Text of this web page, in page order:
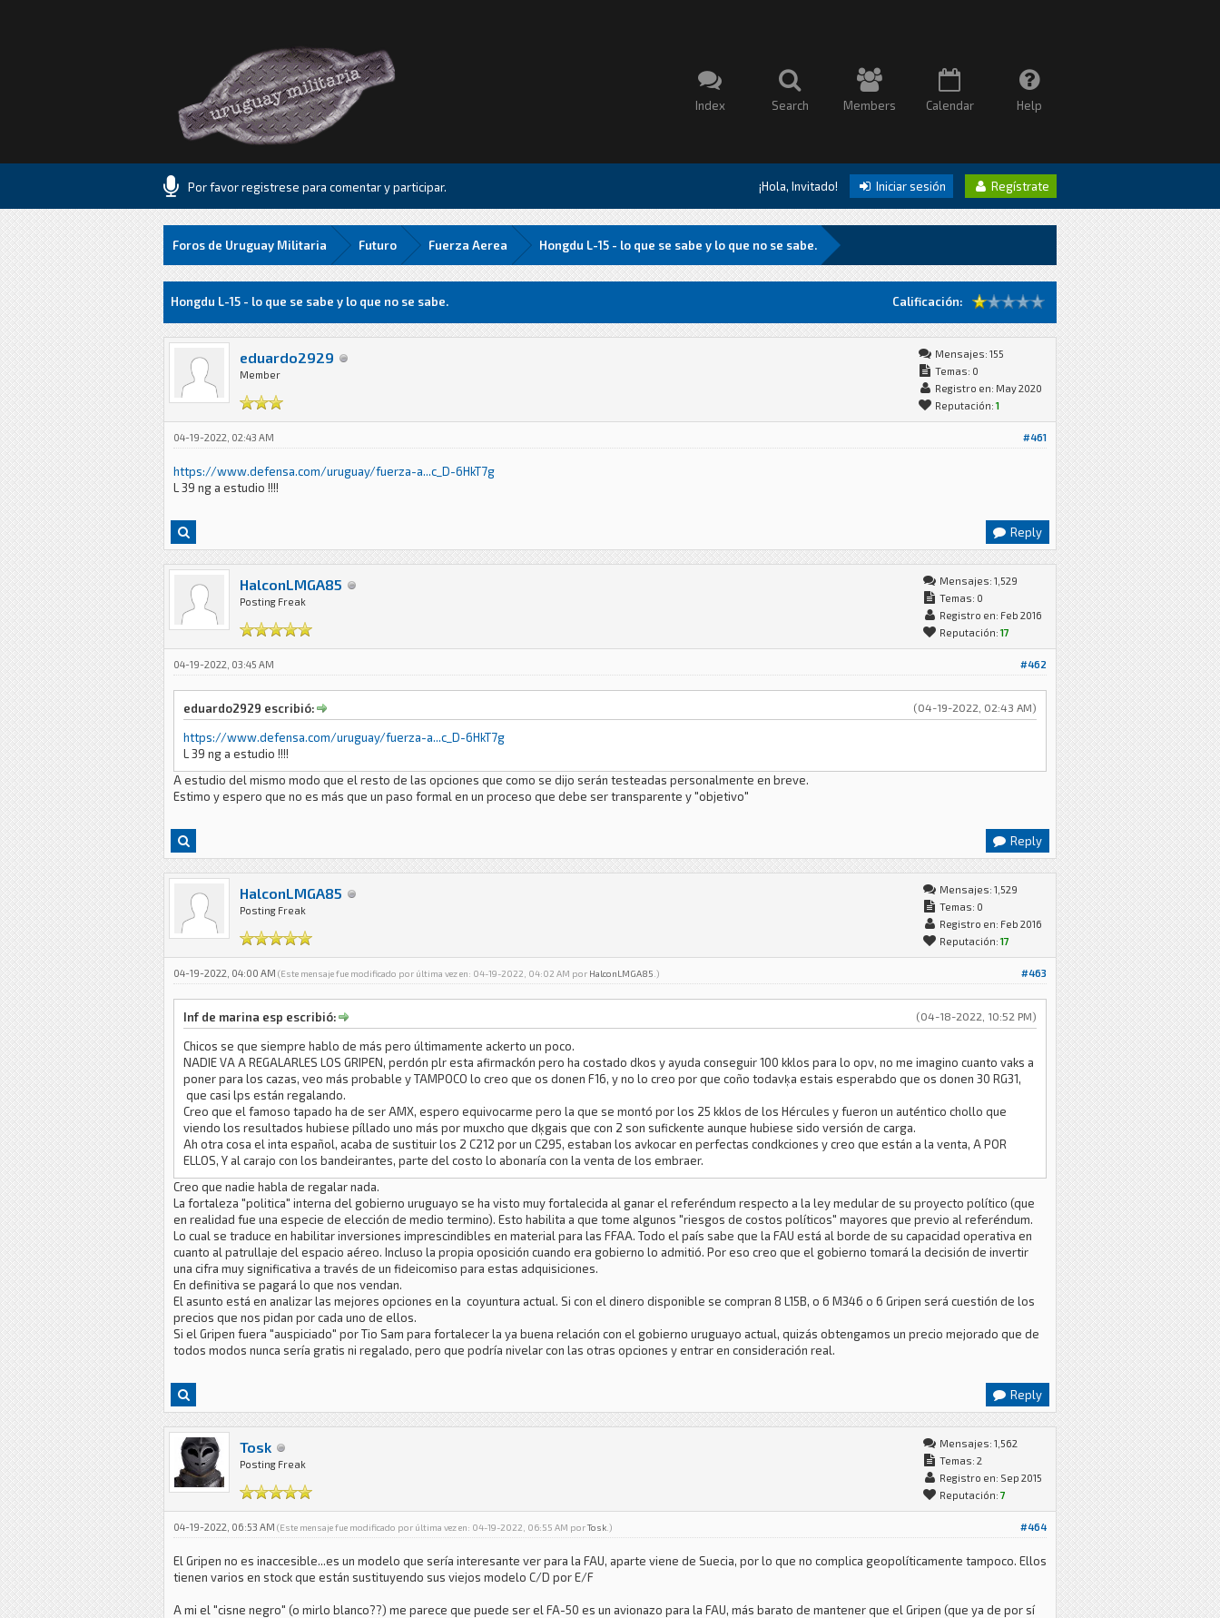
Index Search Members Calendar Help
Por favor registrese para comentar y participar. ¡Hola, Invitado! Iniciar sesión Regístrate
Foros de Uruguay Militaria Futuro Fuerza Aerea Hongdu L-15 - lo que se sabe y lo que no se sabe.
Calificación:
4 voto(s) - 1 Media
1
2
3
4
5 Hongdu L-15 - lo que se sabe y lo que no se sabe.
eduardo2929
Member
Mensajes: 155
Temas: 0
Registro en: May 2020
Reputación: 1
#461
04-19-2022, 02:43 AM
https://www.defensa.com/uruguay/fuerza-a...c_D-6HkT7g
L 39 ng a estudio !!!!
Reply
HalconLMGA85
Posting Freak
Mensajes: 1,529
Temas: 0
Registro en: Feb 2016
Reputación: 17
#462
04-19-2022, 03:45 AM
(04-19-2022, 02:43 AM)
eduardo2929 escribió:
https://www.defensa.com/uruguay/fuerza-a...c_D-6HkT7g
L 39 ng a estudio !!!!
A estudio del mismo modo que el resto de las opciones que como se dijo serán testeadas personalmente en breve.
Estimo y espero que no es más que un paso formal en un proceso que debe ser transparente y "objetivo"
Reply
HalconLMGA85
Posting Freak
Mensajes: 1,529
Temas: 0
Registro en: Feb 2016
Reputación: 17
#463
04-19-2022, 04:00 AM (Este mensaje fue modificado por última vez en: 04-19-2022, 04:02 AM por HalconLMGA85 .)
(04-18-2022, 10:52 PM)
Inf de marina esp escribió:
Chicos se que siempre hablo de más pero últimamente ackerto un poco.
NADIE VA A REGALARLES LOS GRIPEN, perdón plr esta afirmackón pero ha costado dkos y ayuda conseguir 100 kklos para lo opv, no me imagino cuanto vaks a
poner para los cazas, veo más probable y TAMPOCO lo creo que os donen F16, y no lo creo por que coño todavķa estais esperabdo que os donen 30 RG31,
que casi lps están regalando.
Creo que el famoso tapado ha de ser AMX, espero equivocarme pero la que se montó por los 25 kklos de los Hércules y fueron un auténtico chollo que
viendo los resultados hubiese píllado uno más por muxcho que dķgais que con 2 son sufickente aunque hubiese sido versión de carga.
Ah otra cosa el inta español, acaba de sustituir los 2 C212 por un C295, estaban los avkocar en perfectas condkciones y creo que están a la venta, A POR
ELLOS, Y al carajo con los bandeirantes, parte del costo lo abonaría con la venta de los embraer.
Creo que nadie habla de regalar nada.
La fortaleza "politica" interna del gobierno uruguayo se ha visto muy fortalecida al ganar el referéndum respecto a la ley medular de su proyecto político (que
en realidad fue una especie de elección de medio termino). Esto habilita a que tome algunos "riesgos de costos políticos" mayores que previo al referéndum.
Lo cual se traduce en habilitar inversiones imprescindibles en material para las FFAA. Todo el país sabe que la FAU está al borde de su capacidad operativa en
cuanto al patrullaje del espacio aéreo. Incluso la propia oposición cuando era gobierno lo admitió. Por eso creo que el gobierno tomará la decisión de invertir
una cifra muy significativa a través de un fideicomiso para estas adquisiciones.
En definitiva se pagará lo que nos vendan.
El asunto está en analizar las mejores opciones en la coyuntura actual. Si con el dinero disponible se compran 8 L15B, o 6 M346 o 6 Gripen será cuestión de los
precios que nos pidan por cada uno de ellos.
Si el Gripen fuera "auspiciado" por Tio Sam para fortalecer la ya buena relación con el gobierno uruguayo actual, quizás obtengamos un precio mejorado que de
todos modos nunca sería gratis ni regalado, pero que podría nivelar con las otras opciones y entrar en consideración real.
Reply
Tosk
Posting Freak
Mensajes: 1,562
Temas: 2
Registro en: Sep 2015
Reputación: 7
#464
04-19-2022, 06:53 AM (Este mensaje fue modificado por última vez en: 04-19-2022, 06:55 AM porTosk .)
El Gripen no es inaccesible...es un modelo que sería interesante ver para la FAU, aparte viene de Suecia, por lo que no complica geopolíticamente tampoco. Ellos
tienen varios en stock que están sustituyendo sus viejos modelo C/D por E/F
A mi el "cisne negro" (o mirlo blanco??) me parece que puede ser el FA-50 es un avionazo para la FAU, más barato de mantener que el Gripen (que ya de por sí